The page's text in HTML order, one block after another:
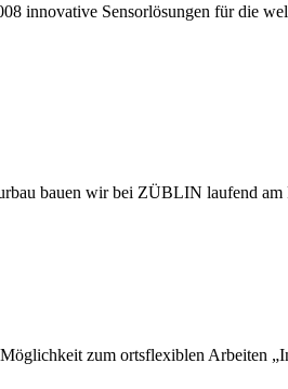
innovative Sensorlösungen für die
bauen wir bei ZÜBLIN laufend
zum ortsflexiblen Arbeiten